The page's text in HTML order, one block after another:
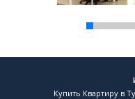
Купить Квартиру в